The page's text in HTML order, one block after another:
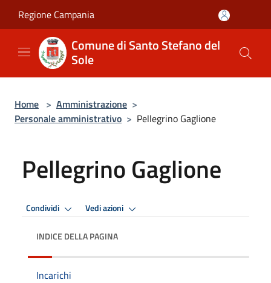
Regione Campania
Comune di Santo Stefano del
Sole
Home > Amministrazione >
Personale amministrativo > Pellegrino Gaglione
Pellegrino Gaglione
Condividi Vedi azioni
INDICE DELLA PAGINA
Incarichi